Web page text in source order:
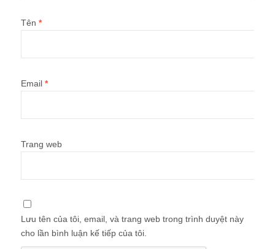
Tên *
Email *
Trang web
Lưu tên của tôi, email, và trang web trong trình duyệt này
cho lần bình luận kế tiếp của tôi.